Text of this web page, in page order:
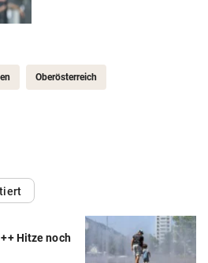
Oberösterreich
Hitze noch